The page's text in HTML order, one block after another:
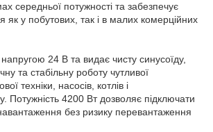
середньої потужності та забезпечує
як у побутових, так і в малих комерційних
24 В та видає чисту синусоїду,
та стабільну роботу чутливої
техніки, насосів, котлів і
Потужність 4200 Вт дозволяє підключати
без ризику перевантаження